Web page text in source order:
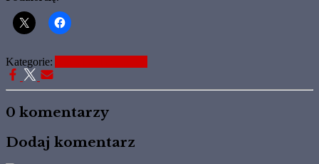
Kategorie:
0 komentarzy
Dodaj komentarz